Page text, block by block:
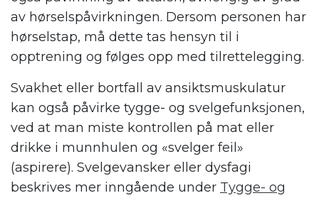
av hørselspåvirkningen. Dersom personen har
hørselstap, må dette tas hensyn til i
opptrening og følges opp med tilrettelegging.
Svakhet eller bortfall av ansiktsmuskulatur
kan også påvirke tygge- og svelgefunksjonen,
ved at man miste kontrollen på mat eller
drikke i munnhulen og «svelger feil»
(aspirere). Svelgevansker eller dysfagi
beskrives mer inngående under Tygge- og